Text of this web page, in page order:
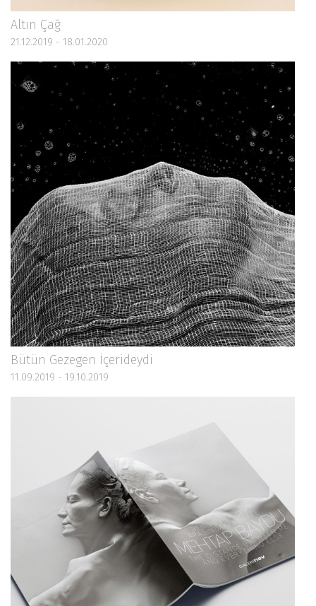
Altın Çağ
21.12.2019 - 18.01.2020
Bütün Gezegen İçerideydi
11.09.2019 - 19.10.2019